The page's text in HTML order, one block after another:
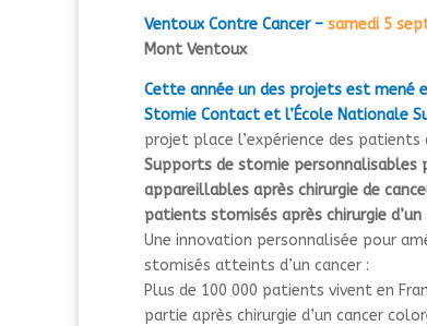
Ventoux Contre Cancer – samedi 5
Mont Ventoux
Cette année un des projets est mené
Stomie Contact et l’École Nationale
projet place l’expérience des patients
Supports de stomie
appareillables après chirurgie de
patients stomisés après chirurgie
Une innovation personnalisée pour
stomisés atteints d’un cancer :
Plus de 100 000 patients vivent en
partie après chirurgie d’un cancer